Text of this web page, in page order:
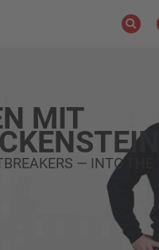
MIT
— INTO THE